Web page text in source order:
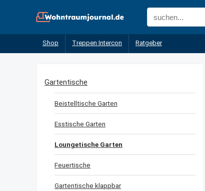
Shop Treppen Intercon Ratgeber
Gartentische
Beistelltische Garten
Esstische Garten
Loungetische Garten
Feuertische
Gartentische klappbar